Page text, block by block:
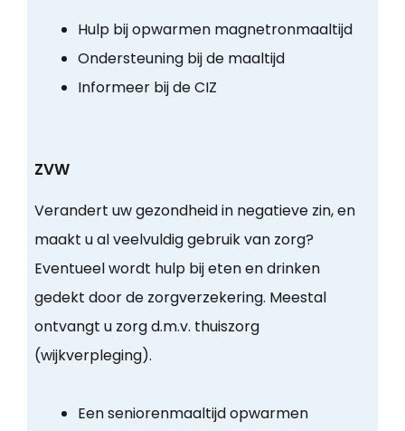
Hulp bij opwarmen magnetronmaaltijd
Ondersteuning bij de maaltijd
Informeer bij de CIZ
ZVW
Verandert uw gezondheid in negatieve zin, en
maakt u al veelvuldig gebruik van zorg?
Eventueel wordt hulp bij eten en drinken
gedekt door de zorgverzekering. Meestal
ontvangt u zorg d.m.v. thuiszorg
(wijkverpleging).
Een seniorenmaaltijd opwarmen